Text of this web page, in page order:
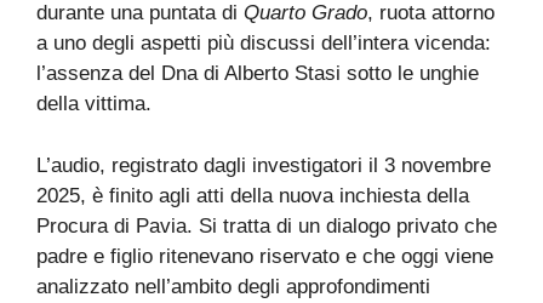
durante una puntata di Quarto Grado, ruota attorno
a uno degli aspetti più discussi dell’intera vicenda:
l’assenza del Dna di Alberto Stasi sotto le unghie
della vittima.
L’audio, registrato dagli investigatori il 3 novembre
2025, è finito agli atti della nuova inchiesta della
Procura di Pavia. Si tratta di un dialogo privato che
padre e figlio ritenevano riservato e che oggi viene
analizzato nell’ambito degli approfondimenti